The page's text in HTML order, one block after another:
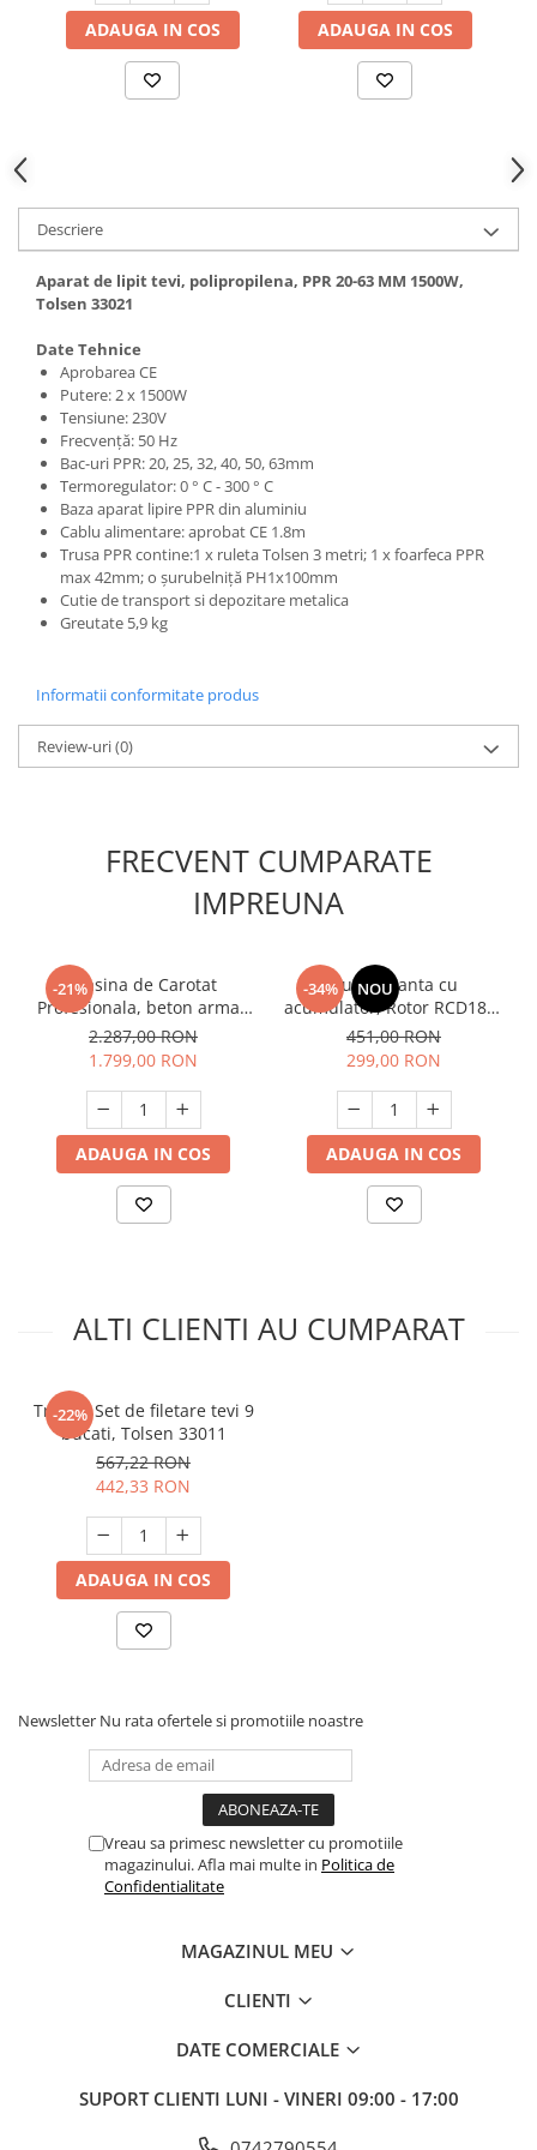
Hote bucatarie
Hote decorative
Hote incorporabile
Hote insula
Hote telescopice
Hote traditionale
Masini de Spalat Rufe & Uscatoare
Accesorii masini de spalat &
uscatoare
Masini automate de spalat rufe
Masini de spalat rufe cu uscator
Masini de spalat rufe verticale
Uscatoare de rufe
Masini de spalat vase
Masini de spalat vase incorporabile
Masini de spalat vase
independente
Pachete Incorporabile
Pirostrii & Arzatoare
Plasa umbrire
Semanatoare,Plantatoare
Suflante & Aspiratoare
Aspiratoare
Suflante Frunze
Ventilatoare & Sisteme Racire
Aparate de aer conditionat
ADAUGA IN COS ADAUGA IN COS
Descriere
Aparat de lipit tevi, polipropilena, PPR 20-63 MM 1500W,
Tolsen 33021
Date Tehnice
Aprobarea CE
Putere: 2 x 1500W
Tensiune: 230V
Frecvență: 50 Hz
Bac-uri PPR: 20, 25, 32, 40, 50, 63mm
Termoregulator: 0 ° C - 300 ° C
Baza aparat lipire PPR din aluminiu
Cablu alimentare: aprobat CE 1.8m
Trusa PPR contine:1 x ruleta Tolsen 3 metri; 1 x foarfeca PPR
max 42mm; o șurubelniță PH1x100mm
Cutie de transport si depozitare metalica
Greutate 5,9 kg
Informatii conformitate produs
Review-uri(0)
FRECVENT CUMPARATE
IMPREUNA
-21%Masina de Carotat
Profesionala, beton armat,
materiale dure, Ø152MM,
2.88KW, STAND INCLUS -
2.287,00 RON
1.799,00 RON
ADAUGA IN COS
-34% NOU
Autofiletanta cu
acumulator, Rotor RCD18Li,
18V, 2000Rpm, 2
acumulatori LI-ION, 2 AH
451,00 RON
299,00 RON
ADAUGA IN COS
ALTI CLIENTI AU CUMPARAT
-22%
Trusa / Set de filetare tevi 9
bucati, Tolsen 33011
567,22 RON
442,33 RON
ADAUGA IN COS
Newsletter Nu rata ofertele si promotiile noastre
Vreau sa primesc newsletter cu promotiile
magazinului. Afla mai multe in Politica de
Confidentialitate
MAGAZINUL MEU
CLIENTI
DATE COMERCIALE
SUPORT CLIENTI LUNI - VINERI 09:00 - 17:00